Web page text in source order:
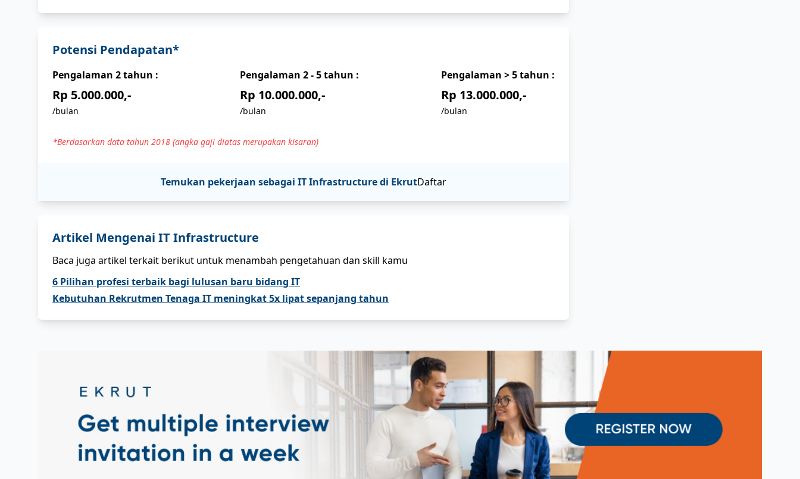
Potensi Pendapatan*
Pengalaman 2tahun :
Rp 5.000.000,-
/bulan
Pengalaman2 - 5tahun :
Rp 10.000.000,-
/bulan
Pengalaman > 5tahun :
Rp 13.000.000,-
/bulan
*Berdasarkan data tahun 2018 (angka gaji diatas merupakan kisaran)
Temukan pekerjaan sebagai IT Infrastructuredi EkrutDaftar
Artikel Mengenai IT Infrastructure
Baca juga artikel terkait berikut untuk menambah pengetahuan dan skill kamu
6 Pilihan profesi terbaik bagi lulusan baru bidang IT
Kebutuhan Rekrutmen Tenaga IT meningkat 5x lipat sepanjang tahun